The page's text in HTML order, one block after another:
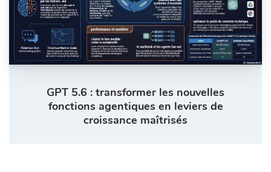
GPT 5.6 : transformer les nouvelles
fonctions agentiques en leviers de
croissance maîtrisés